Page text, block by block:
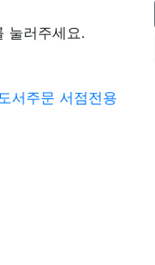
눌러주세요.